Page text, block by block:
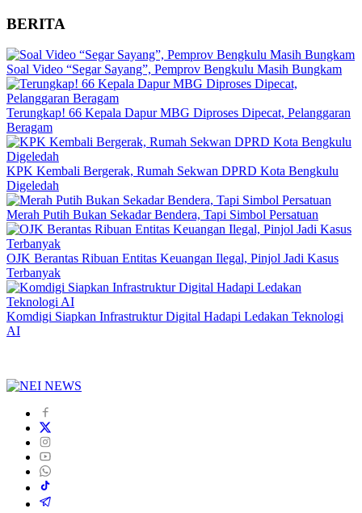
BERITA
Soal Video “Segar Sayang”, Pemprov Bengkulu Masih Bungkam
Terungkap! 66 Kepala Dapur MBG Diproses Dipecat, Pelanggaran
Beragam
KPK Kembali Bergerak, Rumah Sekwan DPRD Kota Bengkulu
Digeledah
Merah Putih Bukan Sekadar Bendera, Tapi Simbol Persatuan
OJK Berantas Ribuan Entitas Keuangan Ilegal, Pinjol Jadi Kasus
Terbanyak
Komdigi Siapkan Infrastruktur Digital Hadapi Ledakan Teknologi
AI